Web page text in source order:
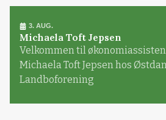
3. AUG.
Michaela Toft Jepsen
Velkommen til
Michaela Toft Jepsen hos
Landboforening